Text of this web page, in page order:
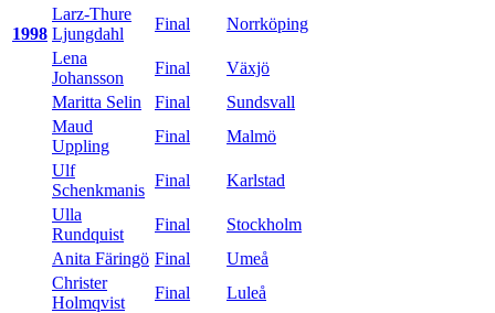
1998
Larz-Thure
Ljungdahl
Final
Norrköping
Lena
Johansson
Final
Växjö
Maritta Selin
Final
Sundsvall
Maud
Uppling
Final
Malmö
Ulf
Schenkmanis
Final
Karlstad
Ulla
Rundquist
Final Stockholm
Anita Färingö Final
Umeå
Christer
Holmqvist
Final
Luleå